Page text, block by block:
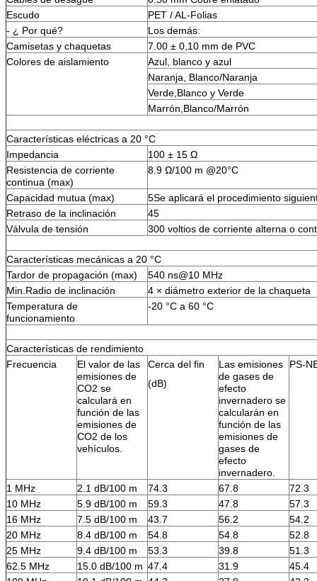
Escudo
PET / AL-Folias
- ¿ Por qué?
Los demás:
Camisetas y chaquetas
7.00 ± 0,10 mm de PVC
Colores de aislamiento
Azul, blanco y azul
Naranja, Blanco/Naranja
Verde,Blanco y Verde
Marrón,Blanco/Marrón
Características eléctricas a 20 °C
Impedancia
100 ± 15 Ω
Resistencia de corriente
continua (max)
8.9 Ω/100 m @20°C
Capacidad mutua (max)
5Se aplicará el procedimiento
Retraso de la inclinación
45
Válvula de tensión
300 voltios de corriente alterna o
Características mecánicas a 20 °C
Tardor de propagación (max)
540 ns@10 MHz
Min.Radio de inclinación
4 × diámetro exterior de la chaqueta
Temperatura de
funcionamiento
-20 °C a 60 °C
Características de rendimiento
Frecuencia
El valor de las
emisiones de
CO2 se
calculará en
función de las
emisiones de
CO2 de los
vehículos.
Cerca del fin
(dB)
Las emisiones
de gases de
efecto
invernadero se
calcularán en
función de las
emisiones de
gases de
efecto
invernadero.
PS-
1 MHz 2.1 dB/100 m 74.3 67.8
72.3
10 MHz
5.9 dB/100 m 59.3 47.8
57.3
16 MHz
7.5 dB/100 m 43.7 56.2
54.2
20 MHz
8.4 dB/100 m 54.8 54.8
52.8
25 MHz
9.4 dB/100 m 53.3 39.8
51.3
62.5 MHz
15.0 dB/100 m 47.4 31.9
45.4